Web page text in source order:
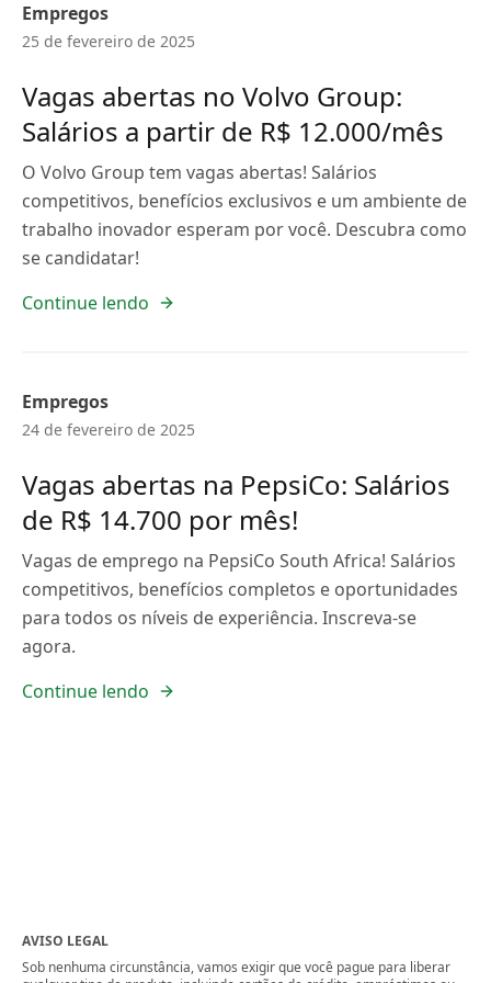
Empregos
25 de fevereiro de 2025
Vagas abertas no Volvo Group:
Salários a partir de R$ 12.000/mês
O Volvo Group tem vagas abertas! Salários
competitivos, benefícios exclusivos e um ambiente de
trabalho inovador esperam por você. Descubra como
se candidatar!
Continue lendo
Empregos
24 de fevereiro de 2025
Vagas abertas na PepsiCo: Salários
de R$ 14.700 por mês!
Vagas de emprego na PepsiCo South Africa! Salários
competitivos, benefícios completos e oportunidades
para todos os níveis de experiência. Inscreva-se
agora.
Continue lendo
AVISO LEGAL
Sob nenhuma circunstância, vamos exigir que você pague para liberar